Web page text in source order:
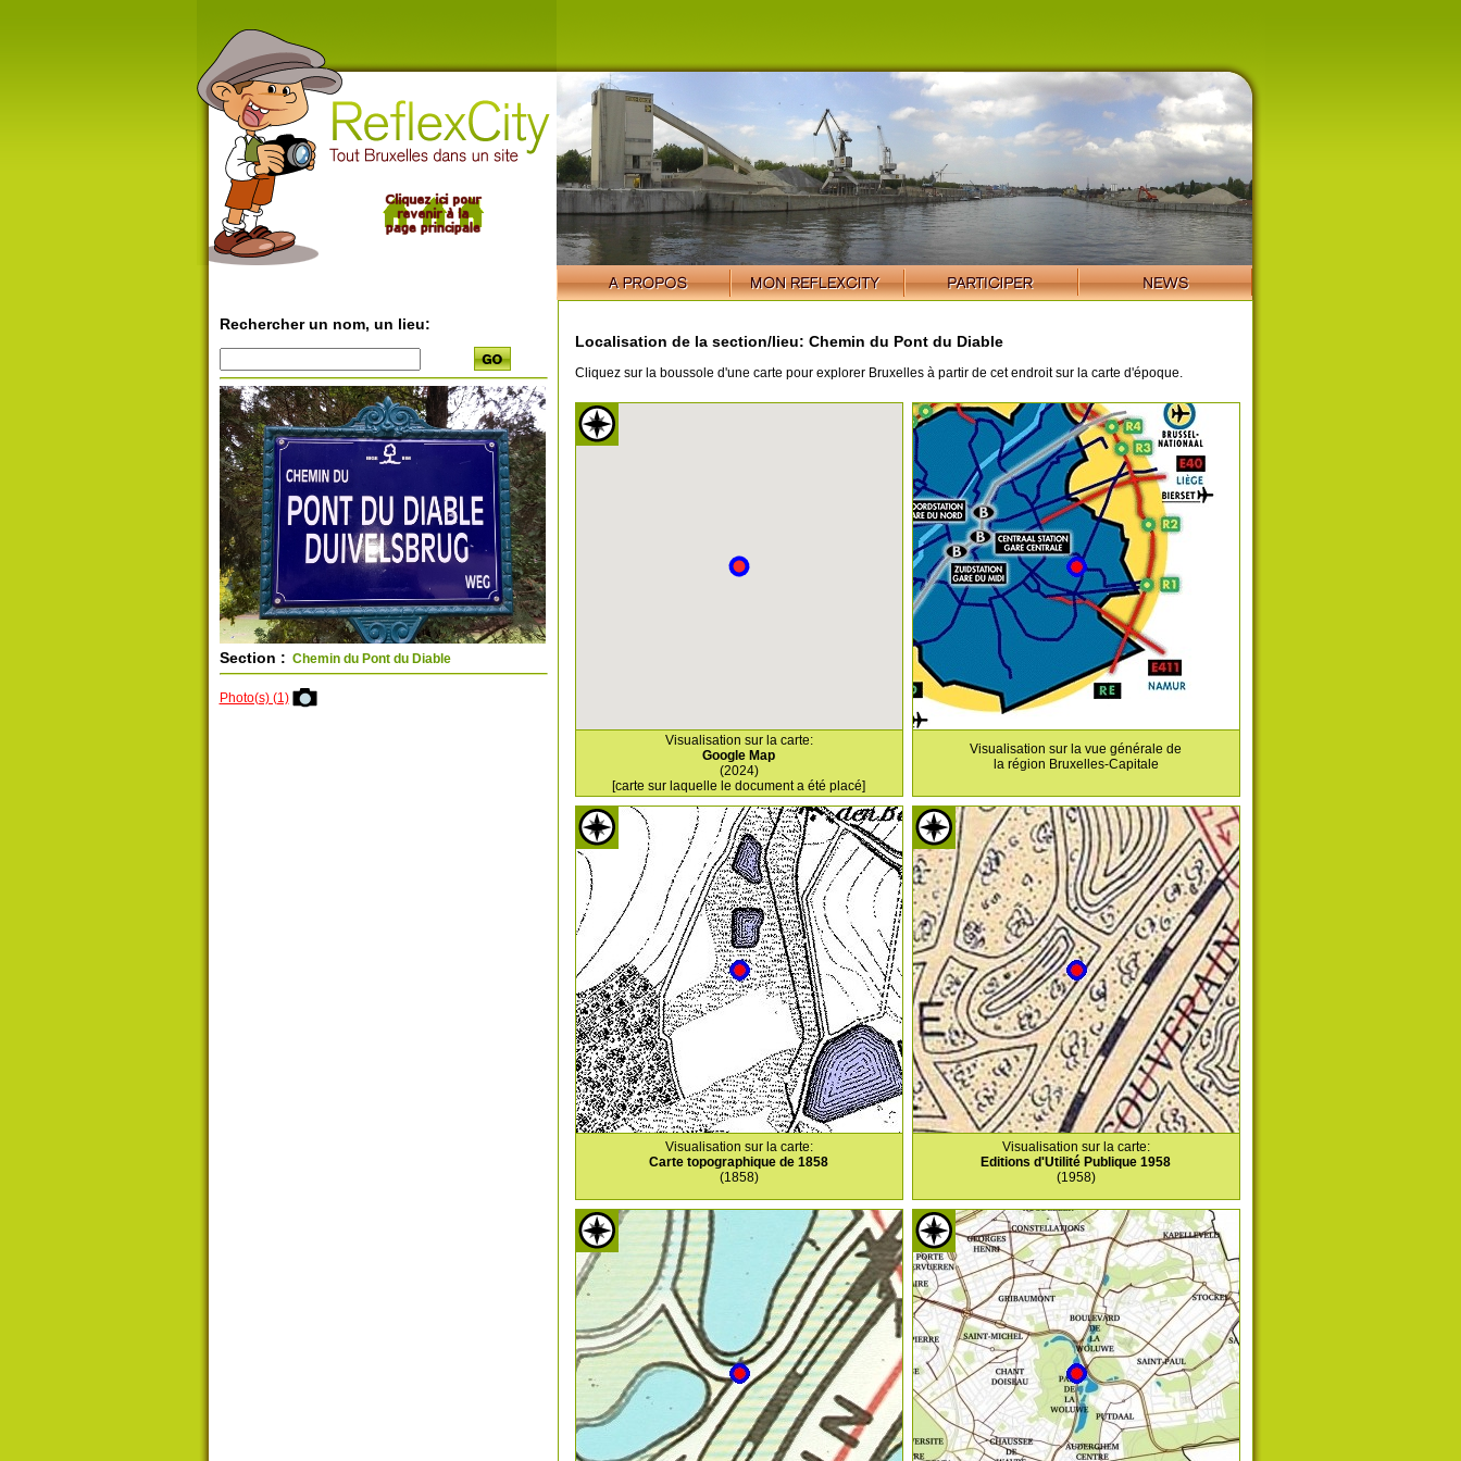
Rechercher un nom, un lieu:
Section : Chemin du Pont du Diable
Photo(s) (1)
Localisation de la section/lieu: Chemin du Pont du Diable
Cliquez sur la boussole d'une carte pour explorer Bruxelles à partir de cet endroit sur la carte d'époque.
Visualisation sur la carte:
Google Map
(2024)
[carte sur laquelle le document a été placé]
Visualisation sur la vue générale de
la région Bruxelles-Capitale
Visualisation sur la carte:
Carte topographique de 1858
(1858)
Visualisation sur la carte:
Editions d'Utilité Publique 1958
(1958)